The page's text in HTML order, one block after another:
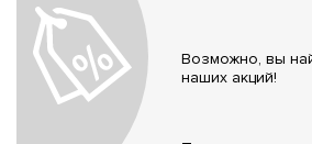
Возможно, вы
наших акций!